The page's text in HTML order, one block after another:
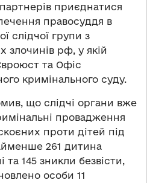
приєднатися
правосуддя в
слідчої групи з
злочинів рф, у якій
та Офіс
кримінального суду.
що слідчі органи вже
провадження
проти дітей під
261 дитина
145 зникли безвісти,
особи 11